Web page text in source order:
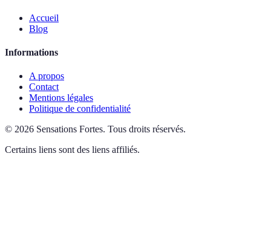
Accueil
Blog
Informations
A propos
Contact
Mentions légales
Politique de confidentialité
© 2026 Sensations Fortes. Tous droits réservés.
Certains liens sont des liens affiliés.